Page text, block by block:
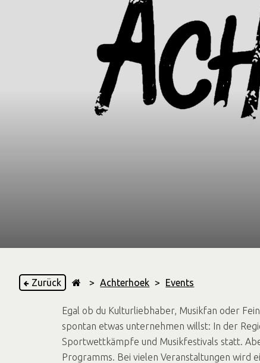
Zurück > Achterhoek > Events
Egal ob du Kulturliebhaber, Musikfan oder
spontan etwas unternehmen willst: In der
Sportwettkämpfe und Musikfestivals statt.
Programms. Bei vielen Veranstaltungen wird